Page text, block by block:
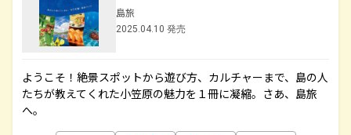
島旅
2025.04.10 発売
ようこそ！絶景スポットから遊び方、カルチャーまで、島の人
たちが教えてくれた小笠原の魅力を１冊に凝縮。さあ、島旅
へ。